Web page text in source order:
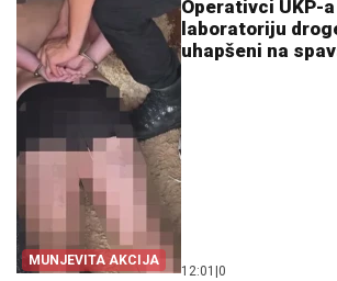
MUNJEVITA AKCIJA
Operativci UKP-
laboratoriju
uhapšeni na
12:01 0